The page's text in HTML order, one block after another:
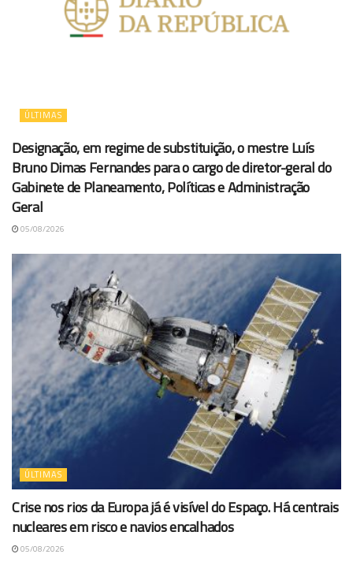
ÚLTIMAS
Designação, em regime de substituição, o mestre Luís
Bruno Dimas Fernandes para o cargo de diretor-geral do
Gabinete de Planeamento, Políticas e Administração
Geral
05/08/2026
ÚLTIMAS
Crise nos rios da Europa já é visível do Espaço. Há centrais
nucleares em risco e navios encalhados
05/08/2026